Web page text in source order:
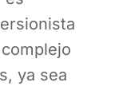
ya sea